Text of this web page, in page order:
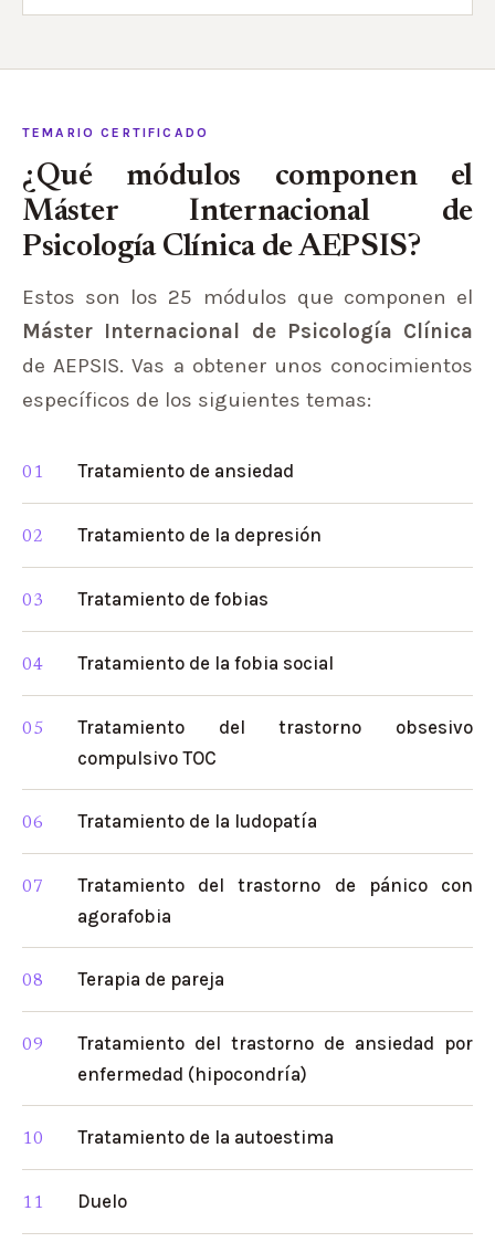
TEMARIO CERTIFICADO
¿Qué módulos componen el
Máster Internacional de
Psicología Clínica de AEPSIS?
Estos son los 25 módulos que componen el
Máster Internacional de Psicología Clínica
de AEPSIS. Vas a obtener unos conocimientos
específicos de los siguientes temas:
Tratamiento de ansiedad
Tratamiento de la depresión
Tratamiento de fobias
Tratamiento de la fobia social
Tratamiento del trastorno obsesivo
compulsivo TOC
Tratamiento de la ludopatía
Tratamiento del trastorno de pánico con
agorafobia
Terapia de pareja
Tratamiento del trastorno de ansiedad por
enfermedad (hipocondría)
Tratamiento de la autoestima
Duelo